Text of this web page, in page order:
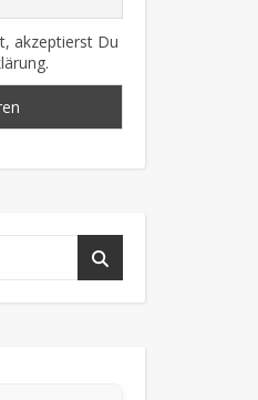
akzeptierst Du